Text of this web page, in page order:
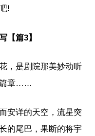
!
【篇3】
，是剧院那美妙动听
篇章……
安详的天空，流星突
的尾巴，果断的将宇